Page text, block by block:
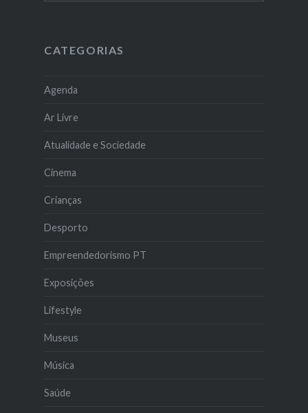
CATEGORIAS
Agenda
Ar Livre
Atualidade e Sociedade
Cinema
Crianças
Desporto
Empreendedorismo PT
Exposições
Lifestyle
Museus
Música
Saúde